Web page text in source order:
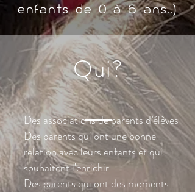
enfants de 0 à 6 ans..)
Qui?
Des associations de parents d’élèves
Des parents qui ont une bonne
relation avec leurs enfants et qui
souhaitent l’enrichir
Des parents qui ont des moments